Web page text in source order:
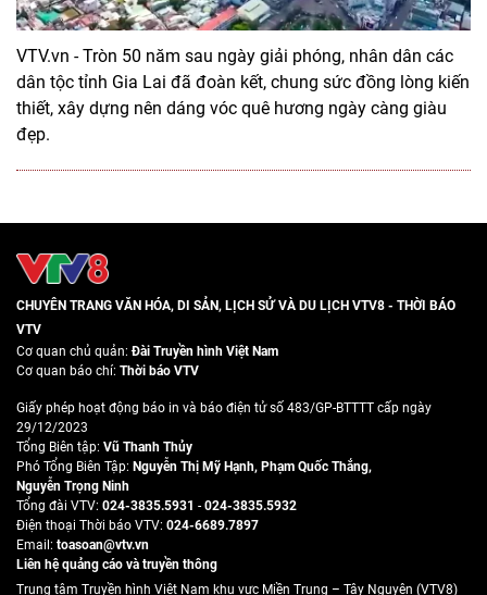
VTV.vn - Tròn 50 năm sau ngày giải phóng, nhân dân các
dân tộc tỉnh Gia Lai đã đoàn kết, chung sức đồng lòng kiến
thiết, xây dựng nên dáng vóc quê hương ngày càng giàu
đẹp.
CHUYÊN TRANG VĂN HÓA, DI SẢN, LỊCH SỬ VÀ DU LỊCH VTV8 - THỜI BÁO
VTV
Cơ quan chủ quản:Đài Truyền hình Việt Nam
Cơ quan báo chí: Thời báo VTV
Giấy phép hoạt động báo in và báo điện tử số 483/GP-BTTTT cấp ngày
29/12/2023
Tổng Biên tập: Vũ Thanh Thủy
Phó Tổng Biên Tập: Nguyễn Thị Mỹ Hạnh, Phạm Quốc Thắng,
Nguyễn Trọng Ninh
Tổng đài VTV: 024-3835.5931 - 024-3835.5932
Ðiện thoại Thời báo VTV: 024-6689.7897
Email: toasoan@vtv.vn
Liên hệ quảng cáo và truyền thông
Trung tâm Truyền hình Việt Nam khu vực Miền Trung – Tây Nguyên (VTV8)